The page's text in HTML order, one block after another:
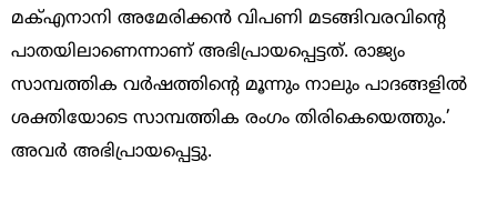
മക്‌എനാനി അമേരിക്കന്‍ വിപണി മടങ്ങിവരവിന്‍റെ
പാതയിലാണെന്നാണ് അഭിപ്രായപ്പെട്ടത്. രാജ്യം
സാമ്പത്തിക വര്‍ഷത്തിന്‍റെ മൂന്നും നാലും പാദങ്ങളില്‍
ശക്തിയോടെ സാമ്പത്തിക രംഗം തിരികെയെത്തും.’
അവര്‍ അഭിപ്രായപ്പെട്ടു.